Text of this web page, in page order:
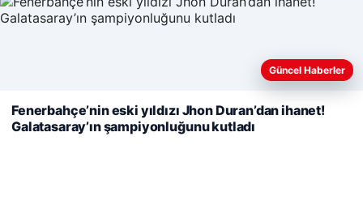
Son Eklenen Firmalar
Web sitemizi nasıl kullandığınızı daha iyi anlayabilmek,
kullanıyoruz.
Çerez Politikamız
Reddet Kabul Et
Güncel Haberler
Fenerbahçe’nin eski yıldızı Jhon Duran’dan ihanet!
Galatasaray’ın şampiyonluğunu kutladı